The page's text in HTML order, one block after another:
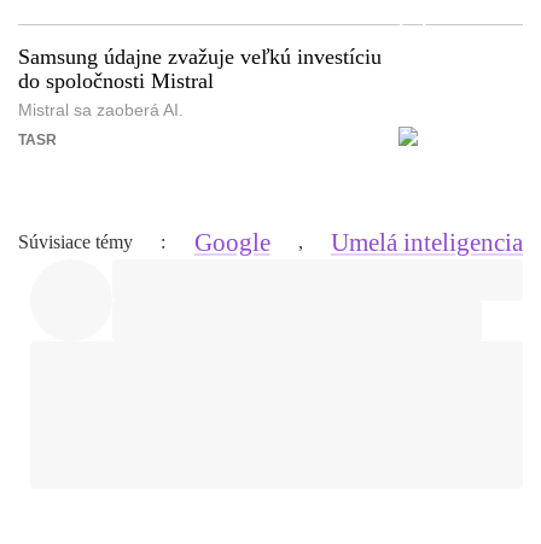
Samsung údajne zvažuje veľkú investíciu
do spoločnosti Mistral
Mistral sa zaoberá AI.
TASR
Súvisiace témy : Google , Umelá inteligencia